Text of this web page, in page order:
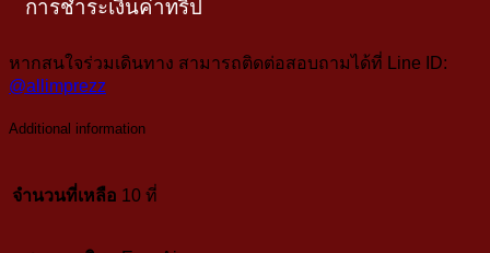
การชำระเงินค่าทริป
หากสนใจร่วมเดินทาง สามารถติดต่อสอบถามได้ที่ Line ID:
@allimprezz
Additional information
จำนวนที่เหลือ 10 ที่